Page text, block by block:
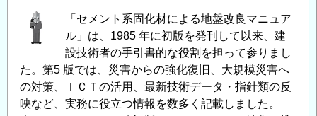
「セメント系固化材による地盤改良マニュア
ル」は、1985 年に初版を発刊して以来、建
設技術者の手引書的な役割を担って参りまし
た。第5 版では、災害からの強化復旧、大規模災害へ
の対策、ＩＣＴの活用、最新技術データ・指針類の反
映など、実務に役立つ情報を数多く記載しました。